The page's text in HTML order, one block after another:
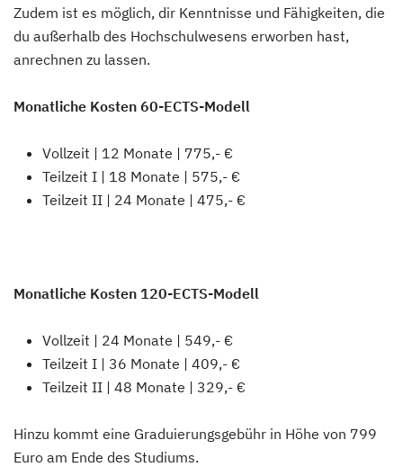
Zudem ist es möglich, dir Kenntnisse und Fähigkeiten, die
du außerhalb des Hochschulwesens erworben hast,
anrechnen zu lassen.
Monatliche Kosten 60-ECTS-Modell
Vollzeit | 12 Monate | 775,- €
Teilzeit I | 18 Monate | 575,- €
Teilzeit II | 24 Monate | 475,- €
Monatliche Kosten 120-ECTS-Modell
Vollzeit | 24 Monate | 549,- €
Teilzeit I | 36 Monate | 409,- €
Teilzeit II | 48 Monate | 329,- €
Hinzu kommt eine Graduierungsgebühr in Höhe von 799
Euro am Ende des Studiums.